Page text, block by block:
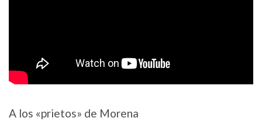
A los «prietos» de Morena